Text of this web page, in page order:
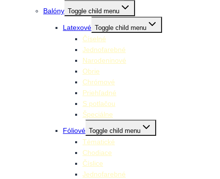
Balóny Toggle child menu
Latexové Toggle child menu
Číselné
Jednofarebné
Narodeninové
Obrie
Chrómové
Priehľadné
S potlačou
Špeciálne
Fóliové Toggle child menu
Tématické
Chodiace
Číslice
Jednofarebné